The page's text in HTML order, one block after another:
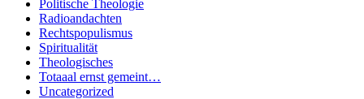
Politische Theologie
Radioandachten
Rechtspopulismus
Spiritualität
Theologisches
Totaaal ernst gemeint…
Uncategorized